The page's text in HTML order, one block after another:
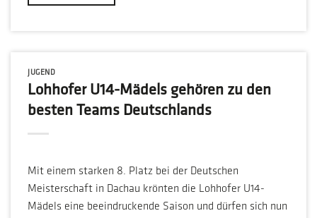
JUGEND
Lohhofer U14-Mädels gehören zu den
besten Teams Deutschlands
Mit einem starken 8. Platz bei der Deutschen
Meisterschaft in Dachau krönten die Lohhofer U14-
Mädels eine beeindruckende Saison und dürfen sich nun